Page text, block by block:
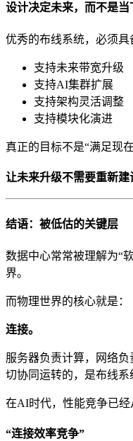
设计决定未来，而不是当
优秀的布线系统，必须具
支持未来带宽升级
支持AI集群扩展
支持架构灵活调整
支持模块化演进
真正的目标不是“满足现在
让未来升级不需要重新建
结语：被低估的关键层
数据中心常常被理解为“
界。
而物理世界的核心就是：
连接。
服务器负责计算，网络
切协同运转的，是布线系
在AI时代，性能竞争已经
“连接效率竞争”